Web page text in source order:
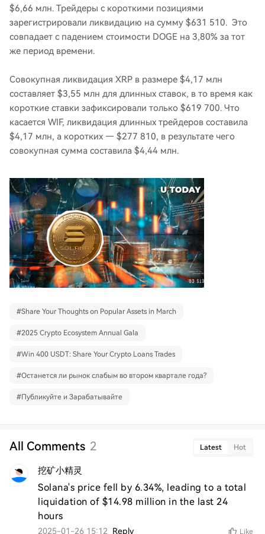
$6,66 млн. Трейдеры с короткими позициями
зарегистрировали ликвидацию на сумму $631 510. Это
совпадает с падением стоимости DOGE на 3,80% за тот
же период времени.
Совокупная ликвидация XRP в размере $4,17 млн ​​
составляет $3,55 млн для длинных ставок, в то время как
короткие ставки зафиксировали только $619 700. Что
касается WIF, ликвидация длинных трейдеров составила
$4,17 млн, а коротких — $277 810, в результате чего
совокупная сумма составила $4,44 млн.
#Share Your Thoughts on Popular Assets in March
#2025 Crypto Ecosystem Annual Gala
#Win 400 USDT: Share Your Crypto Loans Trades
#Останется ли рынок слабым во втором квартале года?
#Публикуйте и Зарабатывайте
All Comments 2 Latest Hot
挖矿小精灵
Solana's price fell by 6.34%, leading to a total
liquidation of $14.98 million in the last 24
hours
2025-01-26 15:12 Reply Like